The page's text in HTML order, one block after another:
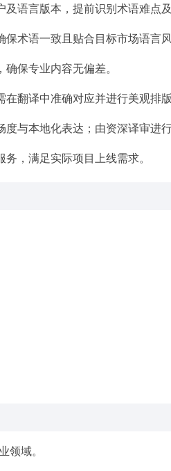
语言版本，提前识别术语难点及
术语一致且贴合目标市场语言风
保专业内容无偏差。
在翻译中准确对应并进行美观排版
与本地化表达；由资深译审进行
，满足实际项目上线需求。
领域。